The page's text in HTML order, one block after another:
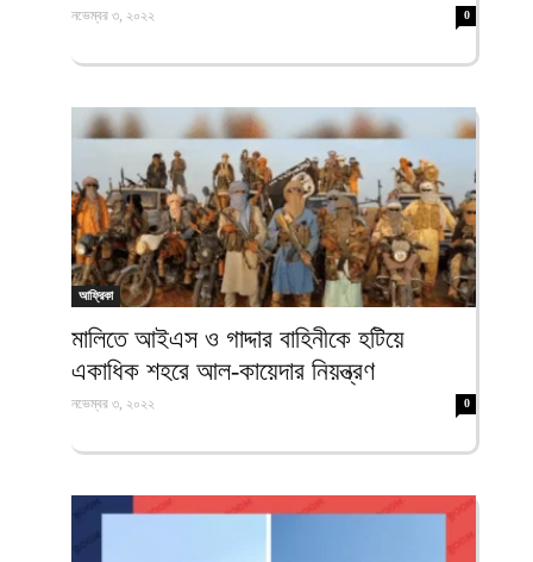
নভেম্বর ৩, ২০২২ 0
আফ্রিকা
মালিতে আইএস ও গাদ্দার বাহিনীকে হটিয়ে
একাধিক শহরে আল-কায়েদার নিয়ন্ত্রণ
নভেম্বর ৩, ২০২২ 0